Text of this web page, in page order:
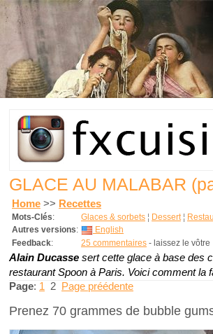
GLACE AU MALABAR
Home >> Recettes
Mots-Clés: Glaces & sorbets ¦ Dessert¦
Autres versions:
English
Feedback: 25 commentaires - laissez le vôtre
Alain Ducasse sert cette glace à base des
restaurant Spoon à Paris. Voici comment la
Page: 1 2 Page préédente
Prenez 70 grammes de bubble